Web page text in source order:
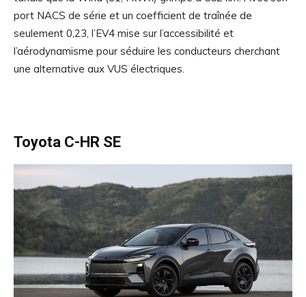
port NACS de série et un coefficient de traînée de
seulement 0,23, l’EV4 mise sur l’accessibilité et
l’aérodynamisme pour séduire les conducteurs cherchant
une alternative aux VUS électriques.
Toyota C-HR SE